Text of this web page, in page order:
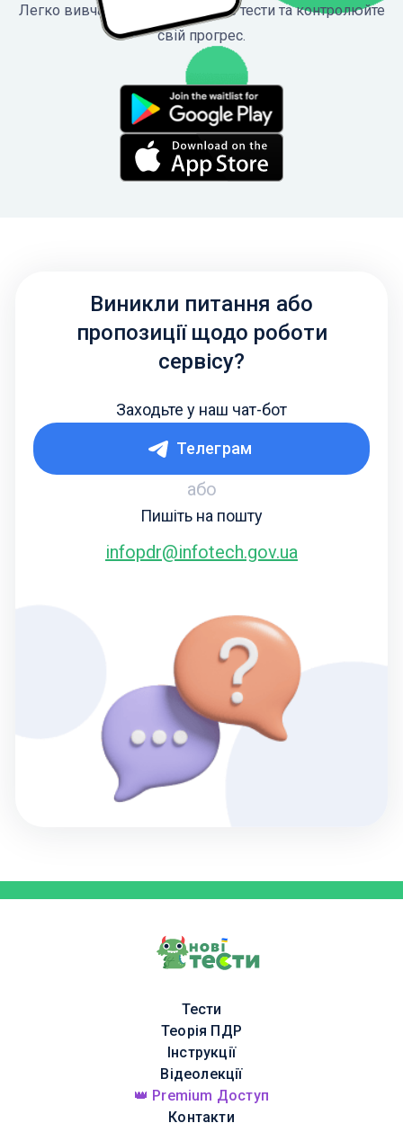
Легко вивчайте ПДР, проходьте тести та контролюйте
свій прогрес.
Виникли питання або
пропозиції щодо роботи
сервісу?
Заходьте у наш чат-бот
Телеграм
або
Пишіть на пошту
infopdr@infotech.gov.ua
Тести
Теорія ПДР
Інструкції
Відеолекції
👑 Premium Доступ
Контакти